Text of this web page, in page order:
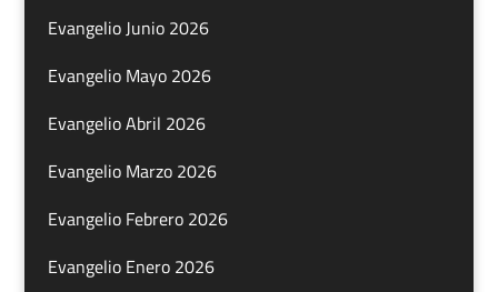
Evangelio Junio 2026
Evangelio Mayo 2026
Evangelio Abril 2026
Evangelio Marzo 2026
Evangelio Febrero 2026
Evangelio Enero 2026